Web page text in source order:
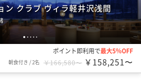
1 2 3 4 5
ン クラブ ヴィラ軽井沢浅間
ポイント即利用で最大5％OFF
朝食付き /2名 ￥166,580〜 ￥158,251〜